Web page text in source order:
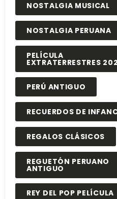
NOSTALGIA MUSICAL
NOSTALGIA PERUANA
PELÍCULA
EXTRATERRESTRES
PERÚ ANTIGUO
RECUERDOS DE
REGALOS CLÁSICOS
REGUETÓN PERUANO
ANTIGUO
REY DEL POP PELÍCULA